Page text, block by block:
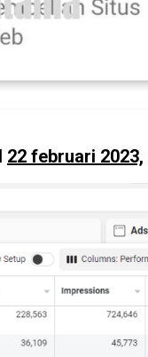
22 februari 2023,